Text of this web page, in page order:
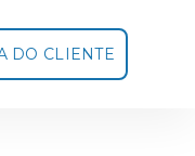
DO CLIENTE